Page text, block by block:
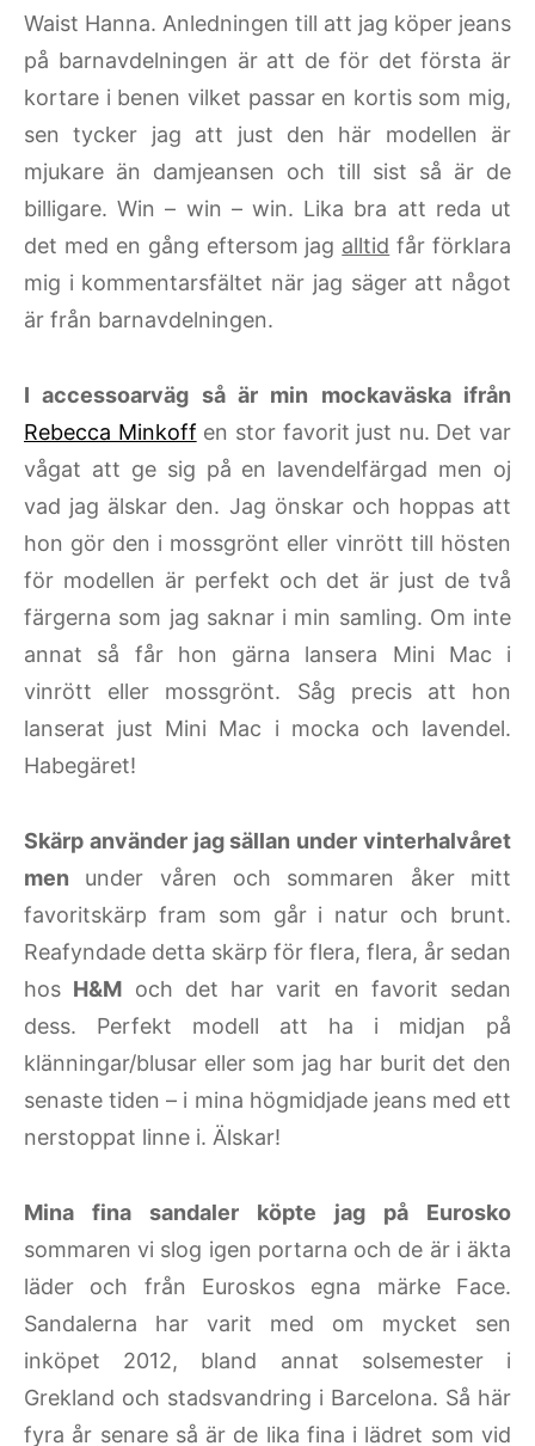
Waist Hanna. Anledningen till att jag köper jeans
på barnavdelningen är att de för det första är
kortare i benen vilket passar en kortis som mig,
sen tycker jag att just den här modellen är
mjukare än damjeansen och till sist så är de
billigare. Win – win – win. Lika bra att reda ut
det med en gång eftersom jag alltid får förklara
mig i kommentarsfältet när jag säger att något
är från barnavdelningen.
I accessoarväg så är min mockaväska ifrån
Rebecca Minkoff en stor favorit just nu. Det var
vågat att ge sig på en lavendelfärgad men oj
vad jag älskar den. Jag önskar och hoppas att
hon gör den i mossgrönt eller vinrött till hösten
för modellen är perfekt och det är just de två
färgerna som jag saknar i min samling. Om inte
annat så får hon gärna lansera Mini Mac i
vinrött eller mossgrönt. Såg precis att hon
lanserat just Mini Mac i mocka och lavendel.
Habegäret!
Skärp använder jag sällan under vinterhalvåret
men under våren och sommaren åker mitt
favoritskärp fram som går i natur och brunt.
Reafyndade detta skärp för flera, flera, år sedan
hos H&M och det har varit en favorit sedan
dess. Perfekt modell att ha i midjan på
klänningar/blusar eller som jag har burit det den
senaste tiden – i mina högmidjade jeans med ett
nerstoppat linne i. Älskar!
Mina fina sandaler köpte jag på Eurosko
sommaren vi slog igen portarna och de är i äkta
läder och från Euroskos egna märke Face.
Sandalerna har varit med om mycket sen
inköpet 2012, bland annat solsemester i
Grekland och stadsvandring i Barcelona. Så här
fyra år senare så är de lika fina i lädret som vid